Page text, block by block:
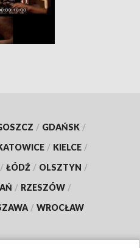
/ GDAŃSK /
/ KIELCE /
/ ŁÓDŹ / OLSZTYN /
/ RZESZÓW /
/ WROCŁAW